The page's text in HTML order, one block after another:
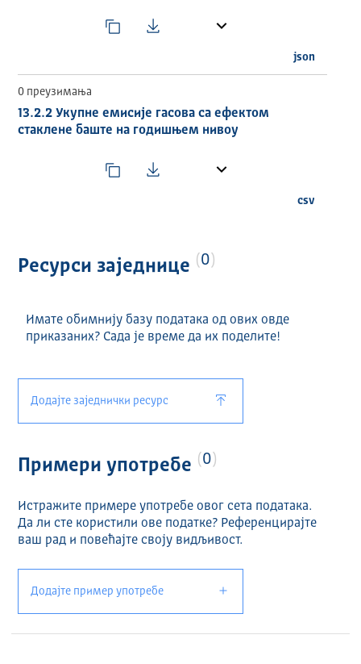
json
0 преузимања
13.2.2 Укупне емисије гасова са ефектом
стаклене баште на годишњем нивоу
csv
Ресурси заједнице 0
Имате обимнију базу података од ових овде
приказаних? Сада је време да их поделите!
Додајте заједнички ресурс
Примери употребе 0
Истражите примере употребе овог сета података.
Да ли сте користили ове податке? Референцирајте
ваш рад и повећајте своју видљивост.
Додајте пример употребе